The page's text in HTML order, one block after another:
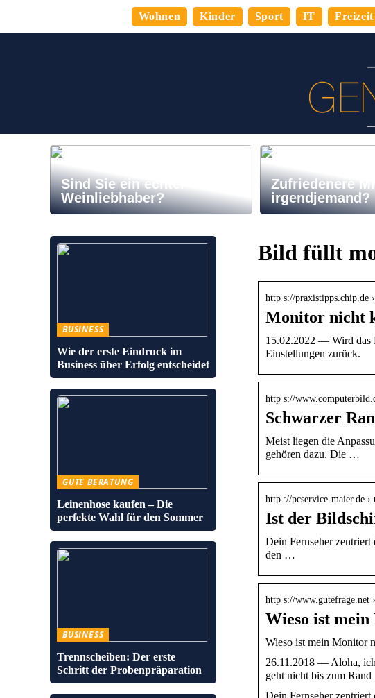
Wohnen Kinder Sport IT Freizeit
Sind Sie ein echter
Weinliebhaber?
Zufriedenere
irgendjemand?
Bild füllt
http s://praxistipps.chip.de
Monitor nicht
15.02.2022 — Wird das
Einstellungen zurück.
http s://
Schwarzer
Meist liegen die
gehören dazu. Die …
http ://pcservice-maier.de ›
Ist der
Dein Fernseher
den …
http s://www.gutefrage.net
Wieso ist
Wieso ist mein Monitor
26.11.2018 — Aloha, ich
geht nicht bis zum
Dein Fernseher
BUSINESS
Wie der erste Eindruck im
Business über Erfolg entscheidet
GUTE BERATUNG
Leinenhose kaufen – Die
perfekte Wahl für den Sommer
BUSINESS
Trennscheiben: Der erste
Schritt der Probenpräparation